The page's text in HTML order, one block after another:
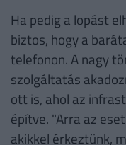
Ha pedig a lopást
biztos, hogy a
telefonon. A nagy
szolgáltatás
ott is, ahol az
építve. "Arra az
akikkel érkeztünk,